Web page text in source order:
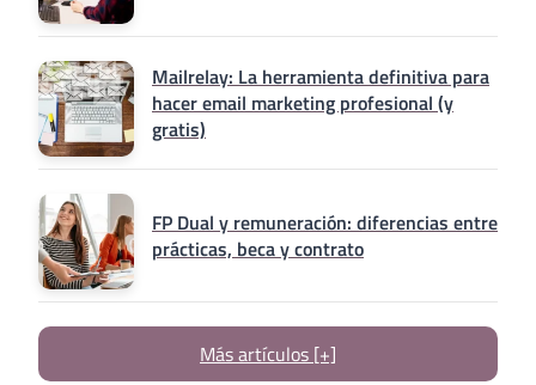
Mailrelay: La herramienta definitiva para
hacer email marketing profesional (y
gratis)
FP Dual y remuneración: diferencias entre
prácticas, beca y contrato
Más artículos [+]